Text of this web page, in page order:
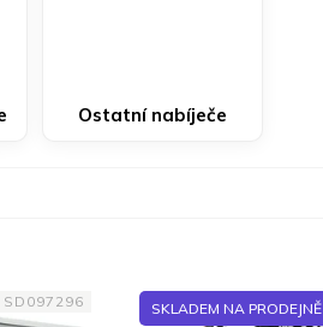
Ostatní nabíječe
SD097296 SKLADEM NA PRODEJNĚ